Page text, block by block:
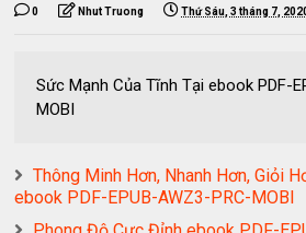
0 Nhut Truong Thứ Sáu, 3 tháng 7,
Sức Mạnh Của Tĩnh Tại ebook PDF-
MOBI
Thông Minh Hơn, Nhanh Hơn, Giỏi
ebook PDF-EPUB-AWZ3-PRC-MOBI